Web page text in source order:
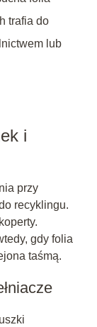
trafia do
lub
i
przy
recyklingu.
gdy folia
taśmą.